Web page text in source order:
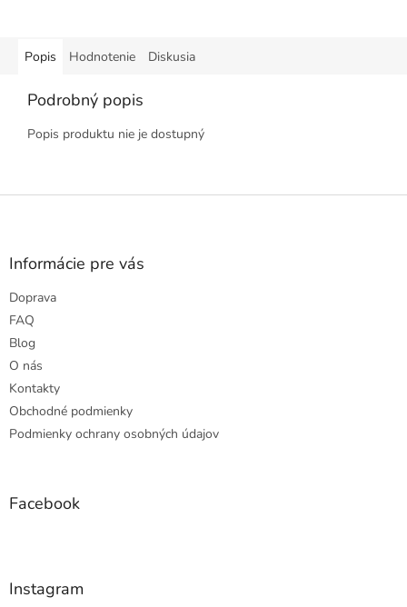
Popis Hodnotenie Diskusia
Podrobný popis
Popis produktu nie je dostupný
Z
Informácie pre vás
Doprava
FAQ
Blog
O nás
Kontakty
Obchodné podmienky
Podmienky ochrany osobných údajov
Facebook
Instagram